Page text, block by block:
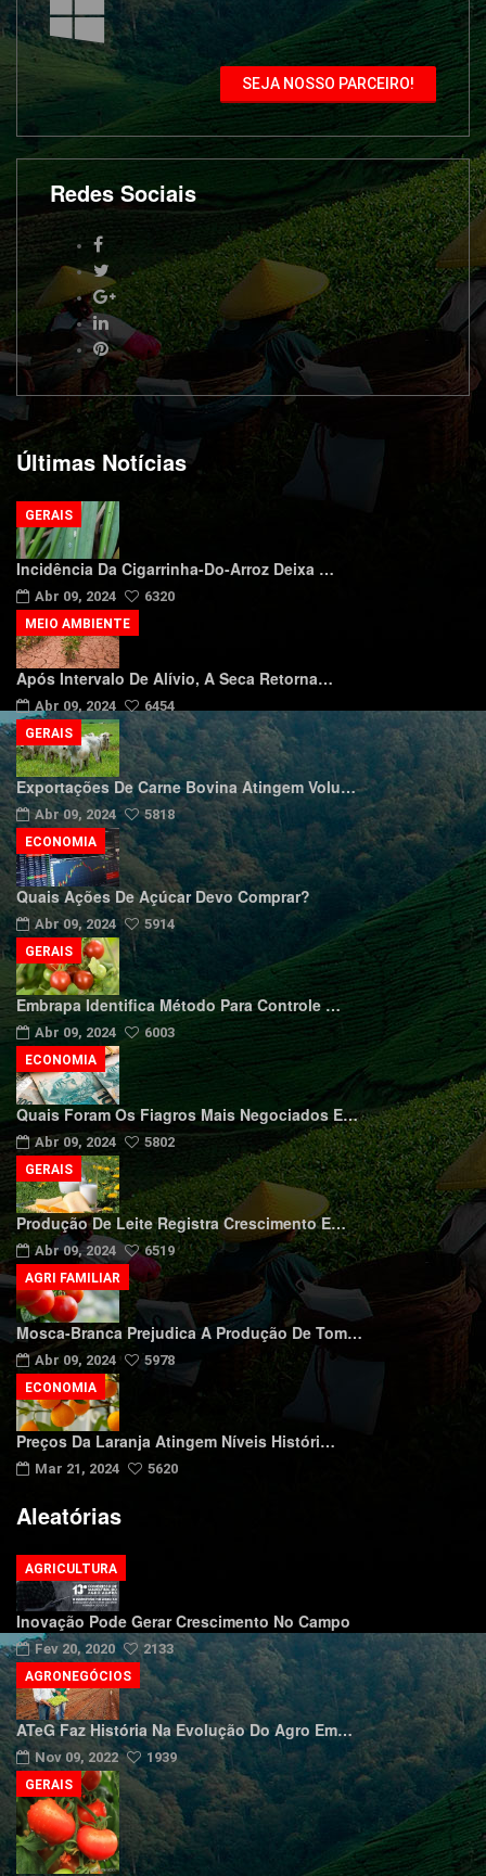
SEJA NOSSO PARCEIRO!
Redes Sociais
Últimas Notícias
Incidência Da Cigarrinha-Do-Arroz Deixa …
Abr 09, 2024 6320
GERAIS
Após Intervalo De Alívio, A Seca Retorna…
Abr 09, 2024 6454
MEIO AMBIENTE
Exportações De Carne Bovina Atingem Volu…
Abr 09, 2024 5818
GERAIS
Quais Ações De Açúcar Devo Comprar?
Abr 09, 2024 5914
ECONOMIA
Embrapa Identifica Método Para Controle …
Abr 09, 2024 6003
GERAIS
Quais Foram Os Fiagros Mais Negociados E…
Abr 09, 2024 5802
ECONOMIA
Produção De Leite Registra Crescimento E…
Abr 09, 2024 6519
GERAIS
Mosca-Branca Prejudica A Produção De Tom…
Abr 09, 2024 5978
AGRI FAMILIAR
Preços Da Laranja Atingem Níveis Históri…
Mar 21, 2024 5620
ECONOMIA
Aleatórias
Inovação Pode Gerar Crescimento No Campo
Fev 20, 2020 2133
AGRICULTURA
ATeG Faz História Na Evolução Do Agro Em…
Nov 09, 2022 1939
AGRONEGÓCIOS
GERAIS